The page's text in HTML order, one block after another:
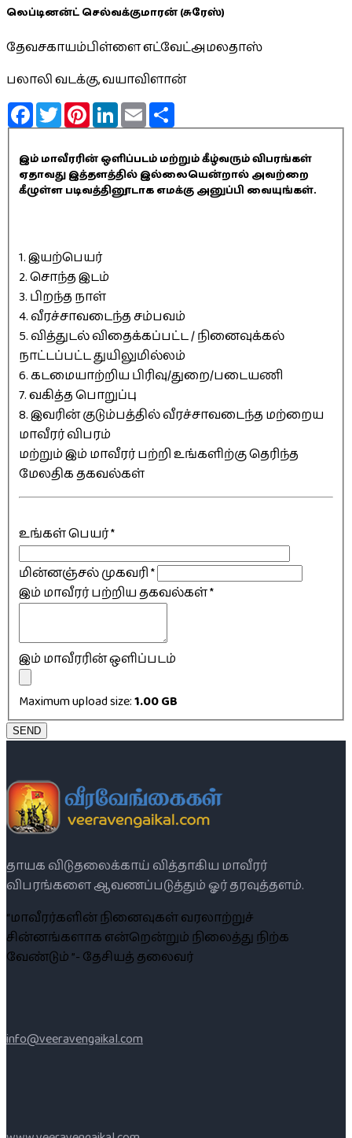
லெப்டினன்ட் செல்வக்குமாரன் (சுரேஸ்)
தேவசகாயம்பிள்ளை எட்வேட்அமலதாஸ்
பலாலி வடக்கு, வயாவிளான்
FacebookTwitterPinterestLinkedInEmail
இம் மாவீரரின் ஒளிப்படம் மற்றும் கீழ்வரும் விபரங்கள்
ஏதாவது இத்தளத்தில் இல்லையென்றால் அவற்றை
கீழுள்ள படிவத்தினூடாக எமக்கு அனுப்பி வையுங்கள்.
1. இயற்பெயர்
2. சொந்த இடம்
3. பிறந்த நாள்
4. வீரச்சாவடைந்த சம்பவம்
5. வித்துடல் விதைக்கப்பட்ட / நினைவுக்கல்
நாட்டப்பட்ட துயிலுமில்லம்
6. கடமையாற்றிய பிரிவு/துறை/படையணி
7. வகித்த பொறுப்பு
8. இவரின் குடும்பத்தில் வீரச்சாவடைந்த மற்றைய
மாவீரர் விபரம்
மற்றும் இம் மாவீரர் பற்றி உங்களிற்கு தெரிந்த
மேலதிக தகவல்கள்
உங்கள் பெயர்*
மின்னஞ்சல் முகவரி*
இம் மாவீரர் பற்றிய தகவல்கள்*
இம் மாவீரரின் ஒளிப்படம்
Maximum upload size:1.00 GB
SEND
தாயக விடுதலைக்காய் வித்தாகிய மாவீரர்
விபரங்களை ஆவணப்படுத்தும் ஓர் தரவுத்தளம்.
“மாவீரர்களின் நினைவுகள் வரலாற்றுச்
சின்னங்களாக என்றென்றும் நிலைத்து நிற்க
வேண்டும் ”- தேசியத் தலைவர்
info@veeravengaikal.com